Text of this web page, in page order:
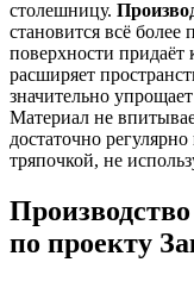
столешницу.
становится всё
поверхности
расширяет
значительно
Материал не
достаточно
тряпочкой, не
по проекту